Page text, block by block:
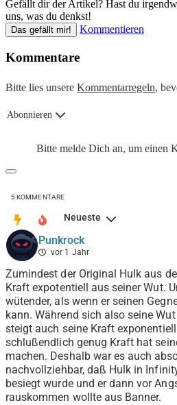
Gefällt dir der Artikel? Hast du
uns, was du denkst!
Das gefällt mir! Kommentieren
Kommentare
Bitte lies unsere Kommentarregeln,
Abonnieren
Bitte melde Dich an, um einen
5KOMMENTARE
Neueste
Punkrock
vor 1 Jahr
Zumindest der Original Hulk aus
Kraft expotentiell aus seiner Wut.
wütender, als wenn er seinen
kann. Während sich also seine
steigt auch seine Kraft
schlußendlich genug Kraft hat
machen. Deshalb war es auch
nachvollziehbar, daß Hulk in
besiegt wurde und er dann vor
rauskommen wollte aus Banner.